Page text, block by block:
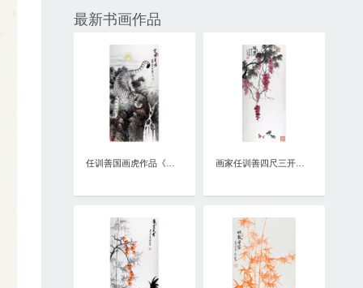
最新书画作品
画家任训善四尺三开花鸟画作品《硕果》